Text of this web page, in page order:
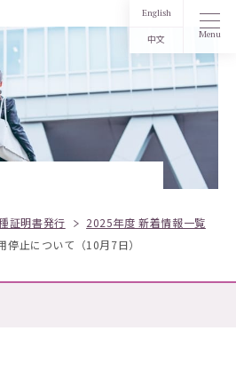
English
中文 Menu
証明書発行
2025年度 新着情報一覧
止について（10月7日）